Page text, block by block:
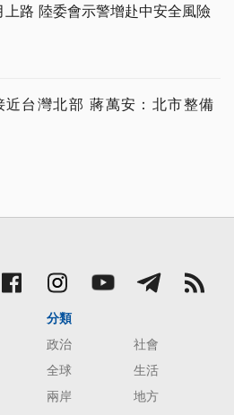
路 陸委會示警增赴中安全風險
近台灣北部 蔣萬安：北市整備
分類
政治
社會
全球
生活
兩岸
地方